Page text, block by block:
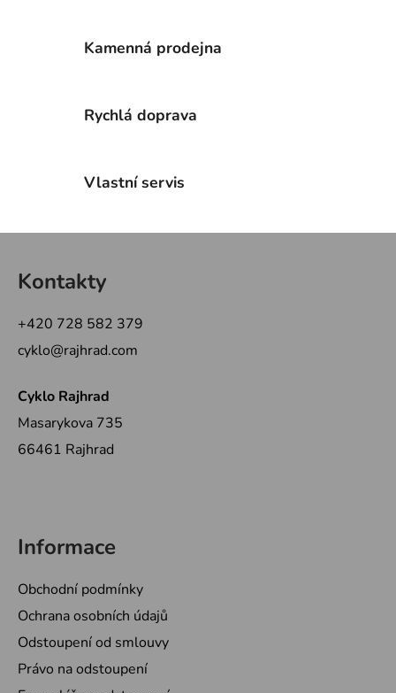
Kamenná prodejna
Rychlá doprava
Vlastní servis
Kontakty
+420 728 582 379
cyklo@rajhrad.com
Cyklo Rajhrad
Masarykova 735
66461 Rajhrad
Informace
Obchodní podmínky
Ochrana osobních údajů
Odstoupení od smlouvy
Právo na odstoupení